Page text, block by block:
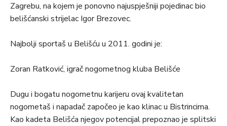
Zagrebu, na kojem je ponovno najuspješniji pojedinac bio
belišćanski strijelac Igor Brezovec.
Najbolji sportaš u Belišću u 2011. godini je:
Zoran Ratković, igrač nogometnog kluba Belišće
Dugu i bogatu nogometnu karijeru ovaj kvalitetan
nogometaš i napadač započeo je kao klinac u Bistrincima.
Kao kadeta Belišća njegov potencijal prepoznao je splitski